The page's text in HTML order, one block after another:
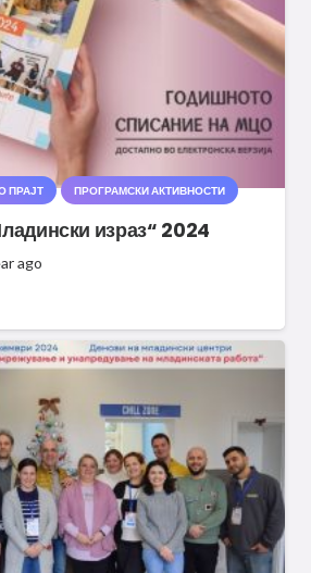
ПРАЈТ ПРОГРАМСКИ АКТИВНОСТИ
израз“ 2024
ago